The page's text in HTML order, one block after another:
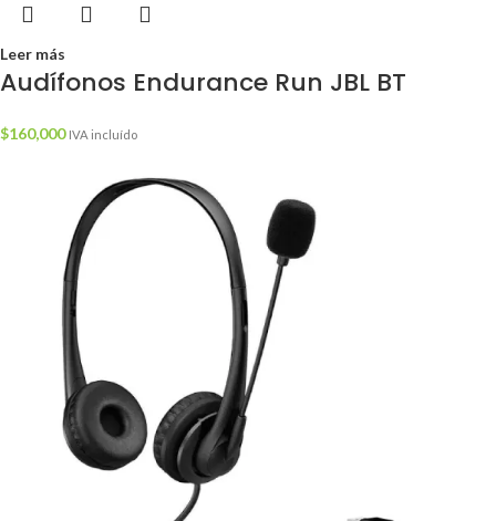
Leer más
Audífonos Endurance Run JBL BT
$160,000 IVA incluído